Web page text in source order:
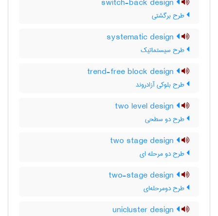
طرح برگشتی
طرح سیستماتیک
طرح بلوکی آزادروند
طرح دو سطحی
طرح دو مرحله ای
طرح دومرحله‌ای